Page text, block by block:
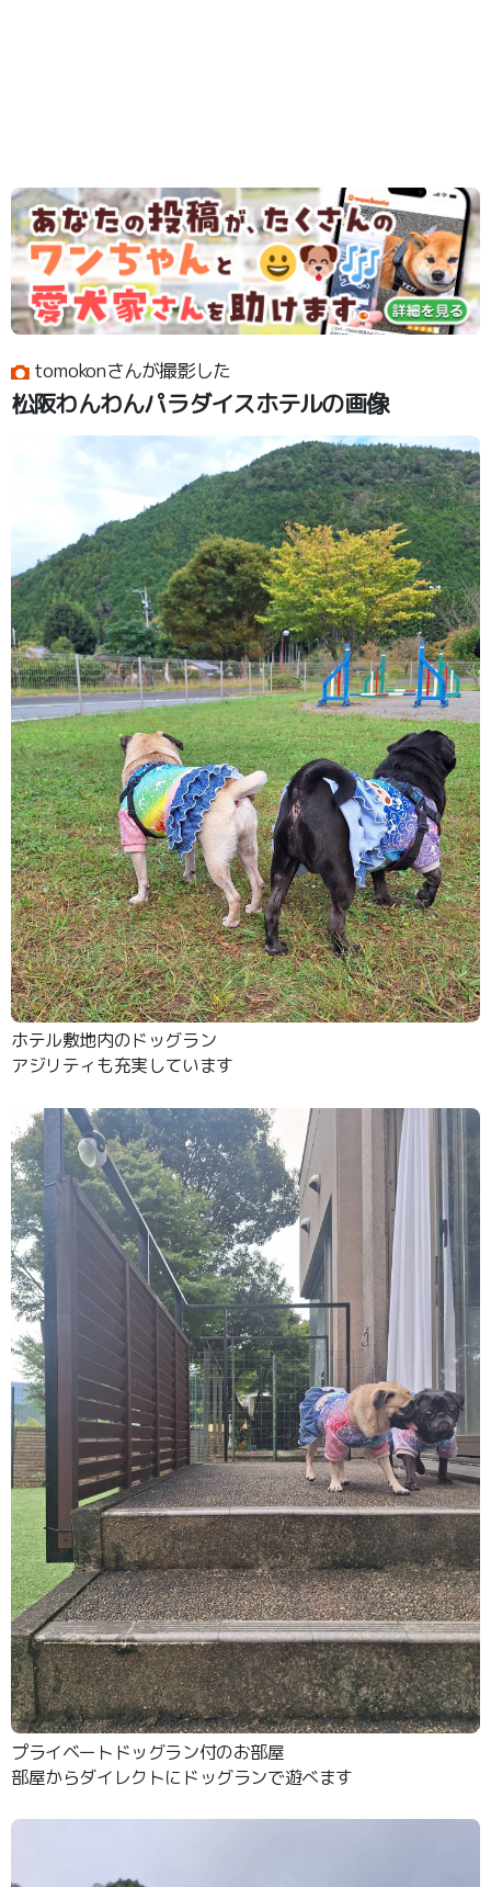
tomokonさんが撮影した
松阪わんわんパラダイスホテルの画像
ホテル敷地内のドッグラン
アジリティも充実しています
プライベートドッグラン付のお部屋
部屋からダイレクトにドッグランで遊べます